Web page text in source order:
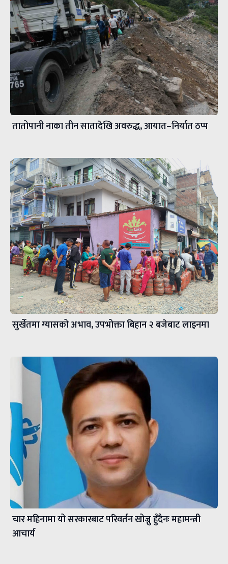
तातोपानी नाका तीन सातादेखि अवरुद्ध, आयात–निर्यात ठप्प
सुर्खेतमा ग्यासको अभाव, उपभोक्ता बिहान २ बजेबाट लाइनमा
चार महिनामा यो सरकारबाट परिवर्तन खोज्नु हुँदैनः महामन्त्री
आचार्य